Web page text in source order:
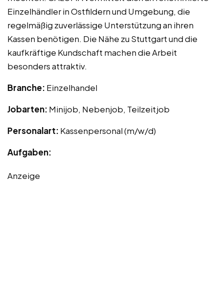
Einzelhändler in Ostfildern und Umgebung, die
regelmäßig zuverlässige Unterstützung an ihren
Kassen benötigen. Die Nähe zu Stuttgart und die
kaufkräftige Kundschaft machen die Arbeit
besonders attraktiv.
Branche: Einzelhandel
Jobarten: Minijob, Nebenjob, Teilzeitjob
Personalart: Kassenpersonal (m/w/d)
Aufgaben:
Anzeige